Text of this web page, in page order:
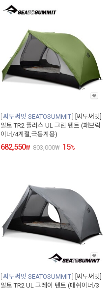
씨투써밋 SEATOSUMMIT
[씨투써밋]
알토 TR2 플러스 UL 그린 텐트 (패브릭
이너/4계절,극동계용)
682,550₩ 803,000₩ 15%
씨투써밋 SEATOSUMMIT
[씨투써밋]
알토 TR2 UL 그레이 텐트 (매쉬이너/3